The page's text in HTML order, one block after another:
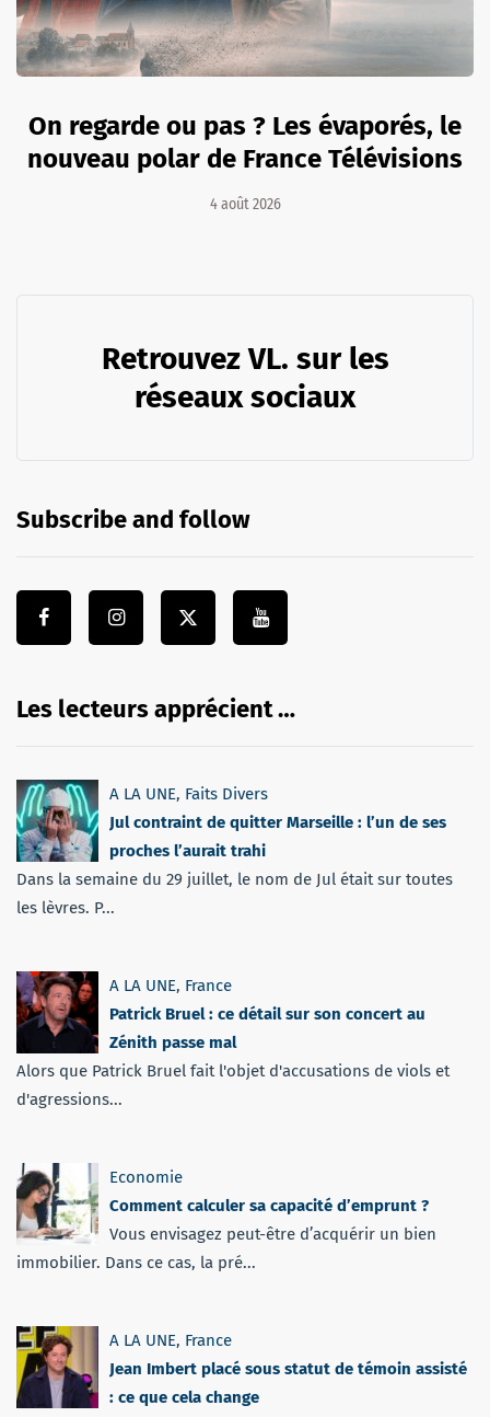
On regarde ou pas ? Les évaporés, le
nouveau polar de France Télévisions
4 août 2026
Retrouvez VL. sur les
réseaux sociaux
Subscribe and follow
Les lecteurs apprécient …
A LA UNE, Faits Divers
Jul contraint de quitter Marseille : l’un de ses
proches l’aurait trahi
Dans la semaine du 29 juillet, le nom de Jul était sur toutes
les lèvres. P...
A LA UNE, France
Patrick Bruel : ce détail sur son concert au
Zénith passe mal
Alors que Patrick Bruel fait l'objet d'accusations de viols et
d'agressions...
Economie
Comment calculer sa capacité d’emprunt ?
Vous envisagez peut-être d’acquérir un bien
immobilier. Dans ce cas, la pré...
A LA UNE, France
Jean Imbert placé sous statut de témoin assisté
: ce que cela change